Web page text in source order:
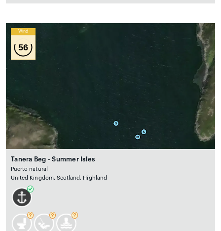
Wind
56
Tanera Beg - Summer Isles
Puerto natural
United Kingdom, Scotland, Highland